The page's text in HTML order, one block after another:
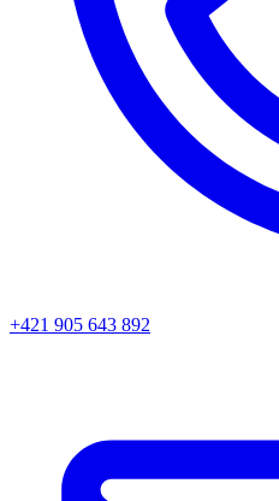
+421 905 643 892